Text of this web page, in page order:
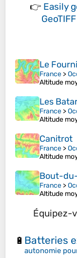
👉 Easily
Le
France >
Altitude
Les
France >
Altitude
Canitrot
France >
Altitude
Bout-
France >
Altitude
Équipez-
🔋 Batteries
autonomie